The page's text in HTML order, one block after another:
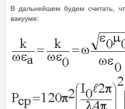
В дальнейшем будем считать,
вакууме: